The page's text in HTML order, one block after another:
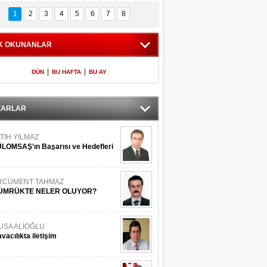
İstanbul
Adaları
600 milletvekilinin
listesi
1 2 3 4 5 6 7 8
OKUNANLAR
DÜN BU HAFTA BU AY
YILMAZ
Başarısı ve Hedefleri
TAHMAZ
NELER OLUYOR?
ALİOĞLU
iletişim